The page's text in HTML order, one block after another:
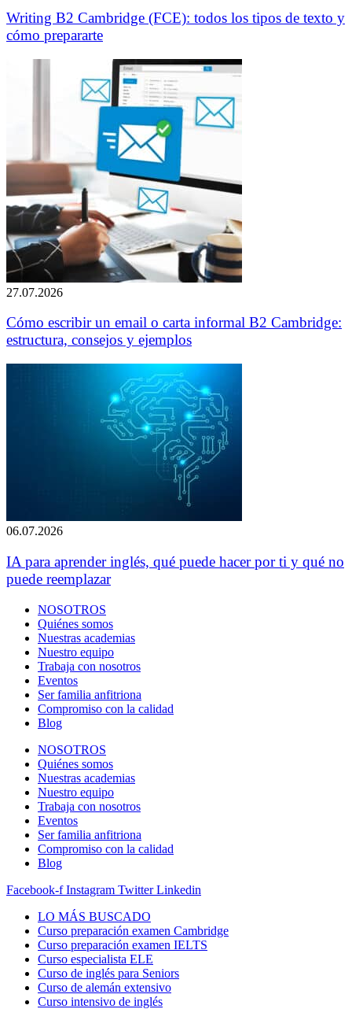
Writing B2 Cambridge (FCE): todos los tipos de texto y
cómo prepararte
27.07.2026
Cómo escribir un email o carta informal B2 Cambridge:
estructura, consejos y ejemplos
06.07.2026
IA para aprender inglés, qué puede hacer por ti y qué no
puede reemplazar
NOSOTROS
Quiénes somos
Nuestras academias
Nuestro equipo
Trabaja con nosotros
Eventos
Ser familia anfitriona
Compromiso con la calidad
Blog
NOSOTROS
Quiénes somos
Nuestras academias
Nuestro equipo
Trabaja con nosotros
Eventos
Ser familia anfitriona
Compromiso con la calidad
Blog
Facebook-f Instagram Twitter Linkedin
LO MÁS BUSCADO
Curso preparación examen Cambridge
Curso preparación examen IELTS
Curso especialista ELE
Curso de inglés para Seniors
Curso de alemán extensivo
Curso intensivo de inglés